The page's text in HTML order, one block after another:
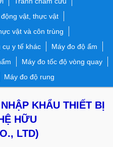
vật, thực vật
vật và côn trùng
cụ y tế khác
Máy đo độ ẩm
Máy đo tốc độ vòng quay
Máy đo độ rung
KHẨU THIẾT BỊ
HỮU
LTD)